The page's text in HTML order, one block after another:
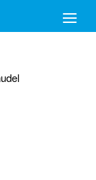
Menu